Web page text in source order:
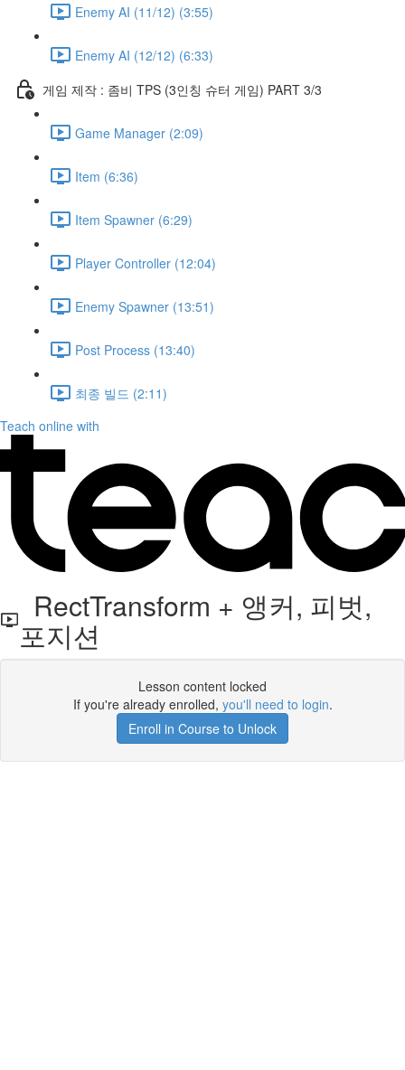
Enemy AI (11/12) (3:55)
Enemy AI (12/12) (6:33)
게임 제작 : 좀비 TPS (3인칭 슈터 게임) PART 3/3
Game Manager (2:09)
Item (6:36)
Item Spawner (6:29)
Player Controller (12:04)
Enemy Spawner (13:51)
Post Process (13:40)
최종 빌드 (2:11)
Teach online with
RectTransform + 앵커, 피벗,
포지션
Lesson content locked
If you're already enrolled, you'll need to login.
Enroll in Course to Unlock